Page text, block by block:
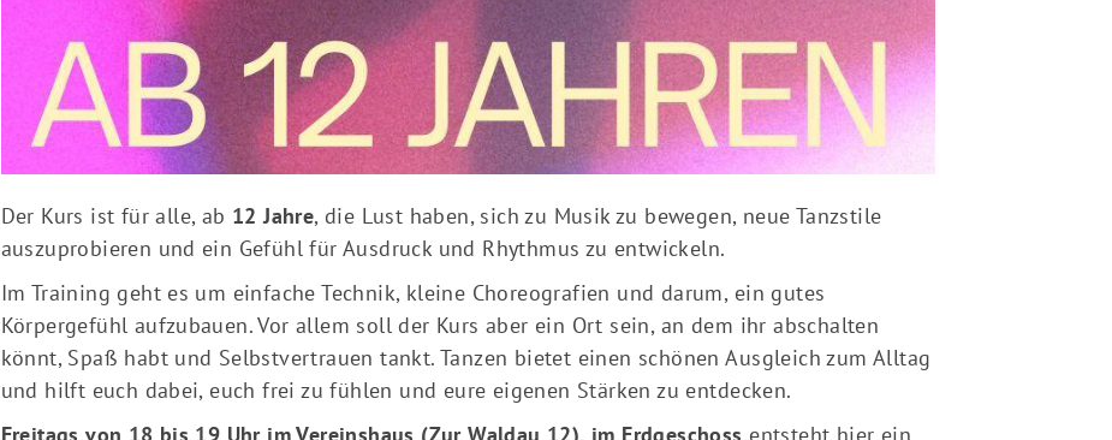
Der Kurs ist für alle, ab 12 Jahre, die Lust haben, sich zu Musik zu bewegen, neue Tanzstile
auszuprobieren und ein Gefühl für Ausdruck und Rhythmus zu entwickeln.
Im Training geht es um einfache Technik, kleine Choreografien und darum, ein gutes
Körpergefühl aufzubauen. Vor allem soll der Kurs aber ein Ort sein, an dem ihr abschalten
könnt, Spaß habt und Selbstvertrauen tankt. Tanzen bietet einen schönen Ausgleich zum Alltag
und hilft euch dabei, euch frei zu fühlen und eure eigenen Stärken zu entdecken.
Freitags von 18 bis 19 Uhr im Vereinshaus (Zur Waldau 12), im Erdgeschoss entsteht hier ein